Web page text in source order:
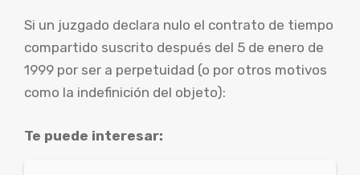
Si un juzgado declara nulo el contrato de tiempo
compartido suscrito después del 5 de enero de
1999 por ser a perpetuidad (o por otros motivos
como la indefinición del objeto):
Te puede interesar: